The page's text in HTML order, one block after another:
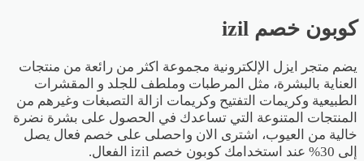
كوبون خصم izil
يضم متجر ايزل الإلكترونية مجموعة اكثر من رائعة من منتجات
العناية بالبشرة، مثل المرطبات وملطف للجلد و المقشرات
الطبيعية وكريمات التفتيح وكريمات ازالة التصبغات وغيرهم من
المنتجات المتنوعة التي تساعدك في الحصول على بشرة نضرة
خالية من العيوب، اشترى الان واحصلى على خصم فعال يصل
إلى 30% عند استخدامك كوبون خصم izil الفعال.